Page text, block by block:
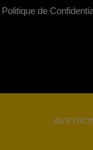
Politique de